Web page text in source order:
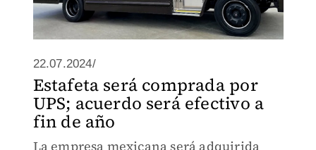
22.07.2024/
Estafeta será comprada por
UPS; acuerdo será efectivo a
fin de año
La empresa mexicana será adquirida